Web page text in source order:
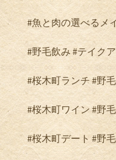
#魚と肉の選べるメ
#野毛飲み #テイク
#桜木町ランチ #野
#桜木町ワイン #野
#桜木町デート #野